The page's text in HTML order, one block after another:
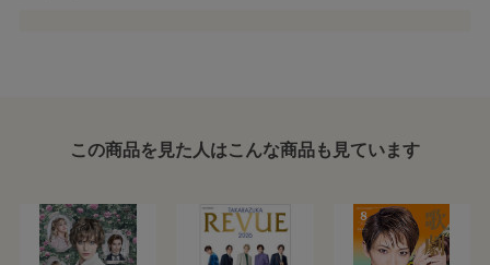
この商品を見た人はこんな商品も見ています